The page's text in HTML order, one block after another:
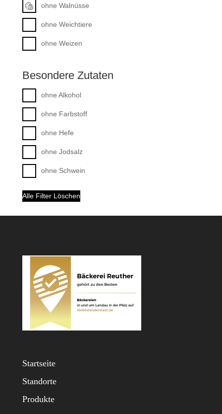
ohne Walnüsse
ohne Weichtiere
ohne Weizen
Besondere Zutaten
ohne Alkohol
ohne Farbstoff
ohne Hefe
ohne Jodsalz
ohne Schwein
Alle Filter Löschen
Startseite
Standorte
Produkte